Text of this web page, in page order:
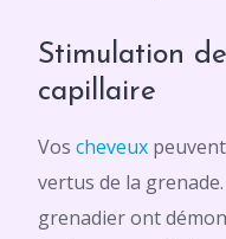
Stimulation
capillaire
Vos cheveux
vertus de la
grenadier ont